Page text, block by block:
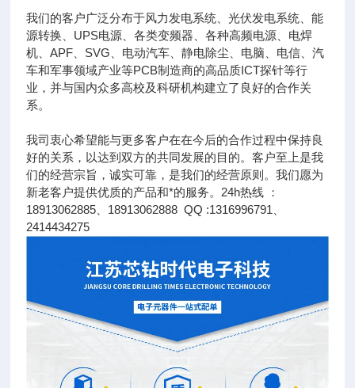
我们的客户广泛分布于风力发电系统、光伏发电系统、能
源转换、UPS电源、各类变频器、各种高频电源、电焊
机、APF、SVG、电动汽车、静电除尘、电脑、电信、汽
车和军事领域产业等PCB制造商的高品质ICT探针等行
业，并与国内众多高校及科研机构建立了良好的合作关
系。
我司衷心希望能与更多客户在在今后的合作过程中保持良
好的关系，以达到双方的共同发展的目的。客户至上是我
们的经营宗旨，诚实可靠，是我们的经营原则。我们愿为
新老客户提供优质的产品和*的服务。24h热线 ：
18913062885、18913062888 QQ :1316996791、
2414434275